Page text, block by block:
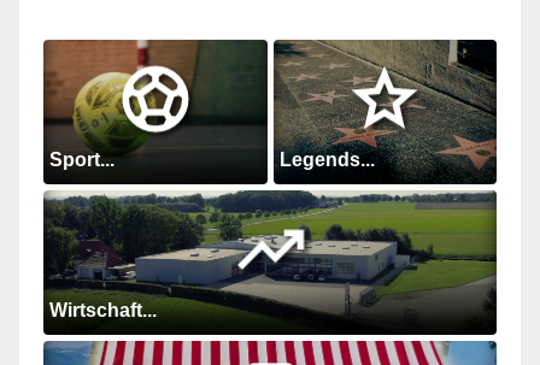
Sport... Legends...
Wirtschaft...